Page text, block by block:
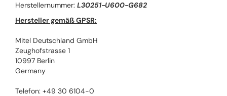
Herstellernummer: L30251-U600-G682
Hersteller gemäß GPSR:
Mitel Deutschland GmbH
Zeughofstrasse 1
10997 Berlin
Germany
Telefon: +49 30 6104-0